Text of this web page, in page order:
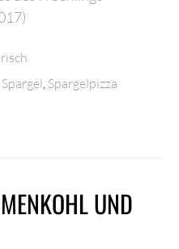
Spargel Spargelpizza
UND